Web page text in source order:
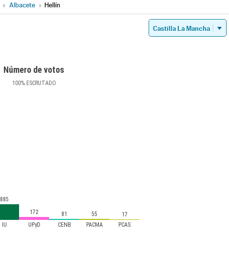
» Albacete » Hellín
Número de votos
100%ESCRUTADO
IU UPyD CENB PACMA PCAS
885
172
81 55 17